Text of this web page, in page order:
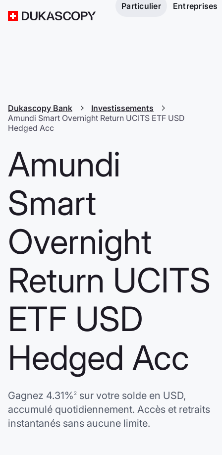
Particulier Entreprises
Dukascopy Bank
Investissements
Amundi Smart Overnight Return UCITS ETF USD
Hedged Acc
Amundi
Smart
Overnight
Return UCITS
ETF USD
Hedged Acc
Gagnez 4.31%2 sur votre solde en USD,
accumulé quotidiennement. Accès et retraits
instantanés sans aucune limite.